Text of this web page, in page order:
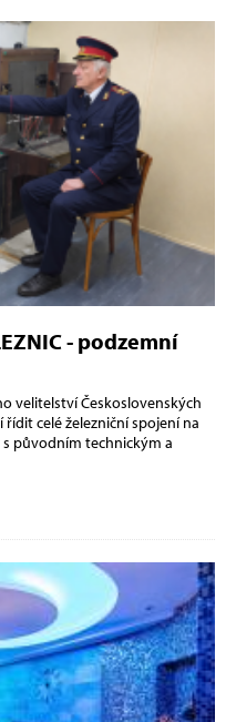
- podzemní
velitelství Československých
celé železniční spojení na
původním technickým a